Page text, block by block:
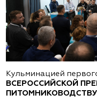
Кульминацией
ВСЕРОССИЙСКОЙ
ПИТОМНИКОВОДСТВУ